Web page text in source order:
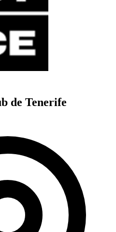
de Tenerife